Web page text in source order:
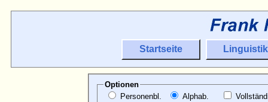
Startseite Linguistik
Optionen
Personenbl.
Alphab.